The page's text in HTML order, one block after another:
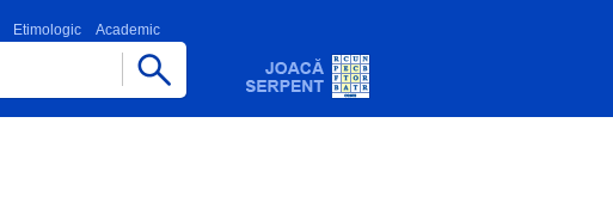
Etimologic Academic